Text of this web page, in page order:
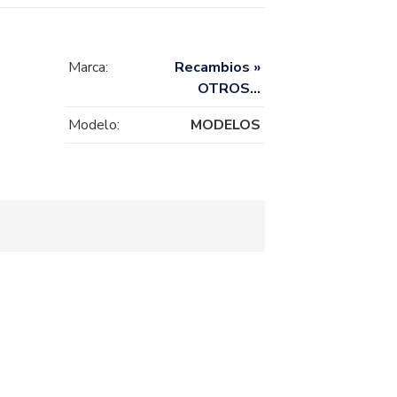
Marca:
Recambios »
OTROS…
Modelo:
MODELOS